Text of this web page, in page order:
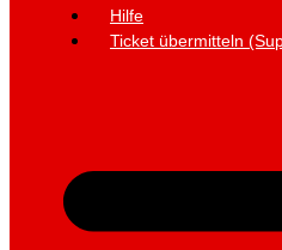
Hilfe
Ticket übermitteln